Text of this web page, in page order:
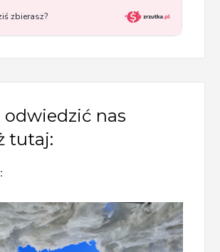
odwiedzić nas
tutaj: